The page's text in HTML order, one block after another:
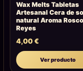
Wax Melts Tabletas
Artesanal Cera de
natural Aroma
Reyes
4,00€
Ver producto